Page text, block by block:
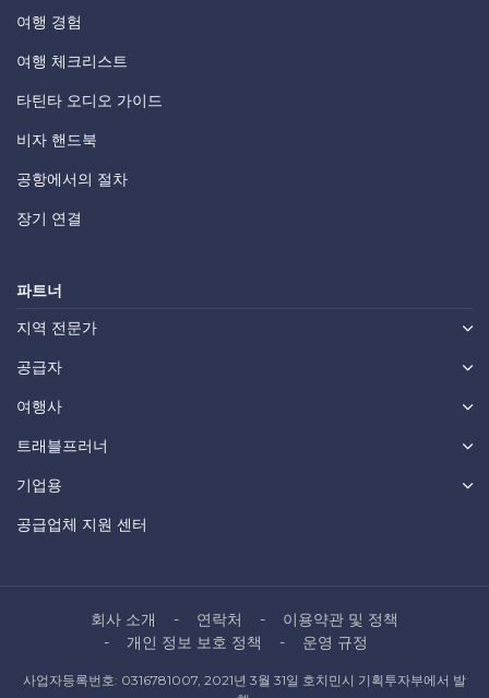
여행 경험
여행 체크리스트
타틴타 오디오 가이드
비자 핸드북
공항에서의 절차
장기 연결
파트너
지역 전문가
공급자
여행사
트래블프러너
기업용
공급업체 지원 센터
회사 소개 연락처
이용약관 및 정책
개인 정보 보호 정책
운영 규정
사업자등록번호: 0316781007, 2021년 3월 31일 호치민시 기획투자부에서 발